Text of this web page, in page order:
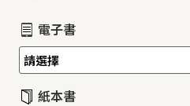
電子書
紙本書